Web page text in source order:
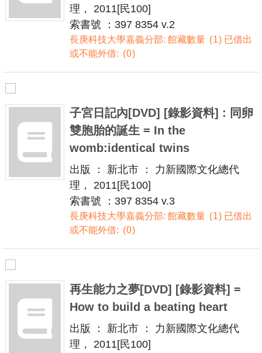
理， 2011[民100]
索書號 ：397 8354 v.2
長庚科技大學嘉義分部: 館藏數量 1 已借出
或不能外借:
0
子宮日記內[DVD] [錄影資料] : 同卵
雙胞胎的誕生 = In the
womb:identical twins
出版 ： 新北市 ： 力新國際文化總代
理， 2011[民100]
索書號 ：397 8354 v.3
長庚科技大學嘉義分部: 館藏數量 1 已借出
或不能外借:
0
再生能力之夢[DVD] [錄影資料] =
How to build a beating heart
出版 ： 新北市 ： 力新國際文化總代
理， 2011[民100]